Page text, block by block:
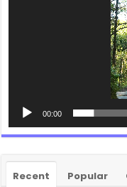
00:00
Recent Popular